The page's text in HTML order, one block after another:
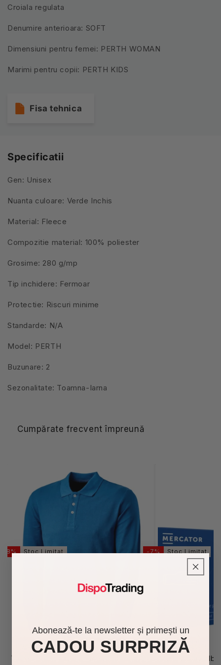
Croiala regulata
Denumire anterioara: SOFT
Dimensiuni pentru femei: PERTH WOMAN
Marimi pentru copii: PERTH KIDS
Fisa tehnica
Specificatii
Gen: Unisex
Nuanta culoare: Verde Inchis
Material: Fleece
Compozitie material: 100% poliester
Grosime: 280 g/mp
Tip inchidere: Fermoar
Protectie: Riscuri minime
Standarde: N/A
Model: PERTH
Buzunare: 2
Sezonalitate: Toamna-Iarna
Cumpărate frecvent împreună
48% Stoc Limitat
Tricou polo maneca lunga 190 g/mp
-7% Stoc Limitat
Manusi nitril
Abonează-te la newsletter și primești un
CADOU SURPRIZĂ